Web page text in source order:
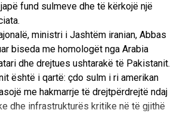
japë fund sulmeve dhe të kërkojë një
ministri i Jashtëm iranian, Abbas
biseda me homologët nga Arabia
dhe drejtues ushtarakë të Pakistanit.
është i qartë: çdo sulm i ri amerikan
me hakmarrje të drejtpërdrejtë ndaj
dhe infrastrukturës kritike në të gjithë